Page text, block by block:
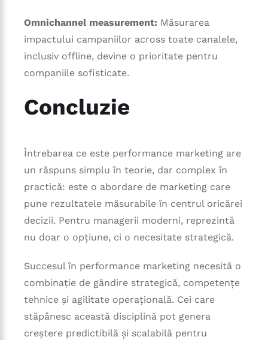
Omnichannel measurement: Măsurarea
impactului campaniilor across toate canalele,
inclusiv offline, devine o prioritate pentru
companiile sofisticate.
Concluzie
Întrebarea ce este performance marketing are
un răspuns simplu în teorie, dar complex în
practică: este o abordare de marketing care
pune rezultatele măsurabile în centrul oricărei
decizii. Pentru managerii moderni, reprezintă
nu doar o opțiune, ci o necesitate strategică.
Succesul în performance marketing necesită o
combinație de gândire strategică, competențe
tehnice și agilitate operațională. Cei care
stăpânesc această disciplină pot genera
creștere predictibilă și scalabilă pentru